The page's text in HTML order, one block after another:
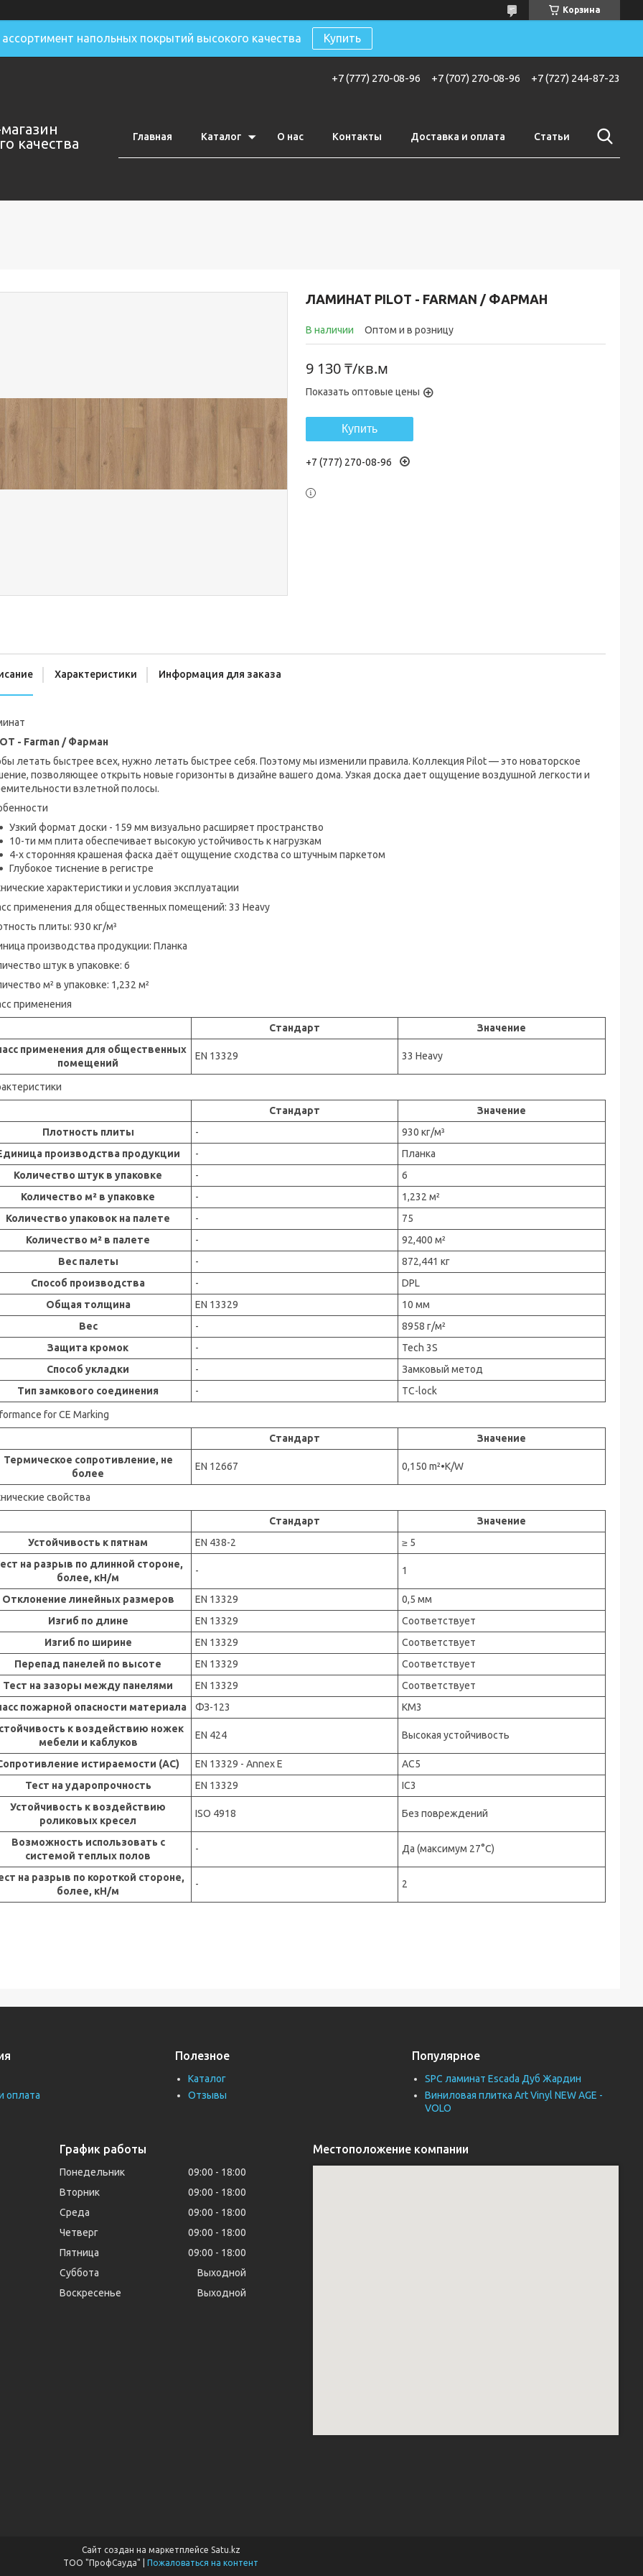
Корзина
напольных покрытий высокого качества Купить
+7 (777) 270-08-96 +7 (707) 270-08-96 +7 (727) 244-87-23
качества
Главная Каталог О нас Контакты Доставка и оплата Статьи
ЛАМИНАТ PILOT - FARMAN / ФАРМАН
В наличии Оптом и в розницу
9 130 ₸/кв.м
Показать оптовые цены
Купить
+7 (777) 270-08-96
Характеристики Информация для заказа
- Farman / Фарман
летать быстрее всех, нужно летать быстрее себя. Поэтому мы изменили правила. Коллекция Pilot — это новаторское
позволяющее открыть новые горизонты в дизайне вашего дома. Узкая доска дает ощущение воздушной легкости и
взлетной полосы.
Узкий формат доски - 159 мм визуально расширяет пространство
10-ти мм плита обеспечивает высокую устойчивость к нагрузкам
4-х сторонняя крашеная фаска даёт ощущение сходства со штучным паркетом
Глубокое тиснение в регистре
характеристики и условия эксплуатации
применения для общественных помещений: 33 Heavy
плиты: 930 кг/м³
производства продукции: Планка
штук в упаковке: 6
м² в упаковке: 1,232 м²
применения
Стандарт
Значение
применения для общественных
помещений
EN 13329 33 Heavy
Стандарт
Значение
Плотность плиты
-
930 кг/м³
производства продукции
-
Планка
Количество штук в упаковке
-
6
Количество м² в упаковке
-
1,232 м²
Количество упаковок на палете
-
75
Количество м² в палете
-
92,400 м²
Вес палеты
-
872,441 кг
Способ производства
-
DPL
Общая толщина
EN 13329
10 мм
Вес
-
8958 г/м²
Защита кромок
-
Tech 3S
Способ укладки
-
Замковый метод
Тип замкового соединения
- TC-lock
for CE Marking
Стандарт
Значение
Термическое сопротивление, не
более
EN 12667 0,150 m²•K/W
свойства
Стандарт
Значение
Устойчивость к пятнам
EN 438-2
≥ 5
на разрыв по длинной стороне,
более, кН/м
- 1
Отклонение линейных размеров EN 13329
0,5 мм
Изгиб по длине
EN 13329
Соответствует
Изгиб по ширине
EN 13329
Соответствует
Перепад панелей по высоте
EN 13329
Соответствует
Тест на зазоры между панелями
EN 13329
Соответствует
пожарной опасности материала
ФЗ-123
КМ3
к воздействию ножек
мебели и каблуков
EN 424 Высокая устойчивость
истираемости (AC) EN 13329 - Annex E
AC5
Тест на ударопрочность
EN 13329
IC3
Устойчивость к воздействию
роликовых кресел
ISO 4918 Без повреждений
Возможность использовать с
системой теплых полов
- Да (максимум 27°C)
на разрыв по короткой стороне,
более, кН/м
- 2
оплата
Полезное
Каталог
Отзывы
Популярное
SPC ламинат Escada Дуб Жардин
Виниловая плитка Art Vinyl NEW AGE -
VOLO
График работы
Понедельник 09:00
18:00
Вторник
09:00
18:00
Среда
09:00
18:00
Четверг
09:00
18:00
Пятница
09:00
18:00
Суббота
Выходной
Воскресенье
Выходной
Местоположение компании
Сайт создан на маркетплейсе Satu.kz
Пожаловаться на контент